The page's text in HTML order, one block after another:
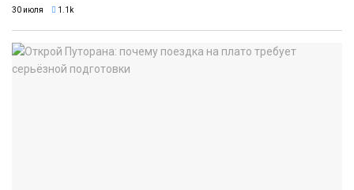
30 июля 1.1k